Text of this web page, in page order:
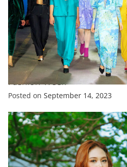
FASHION FEATURED
‘Canine Couture’ Takes
Fashion Week
Posted on September 14, 2023